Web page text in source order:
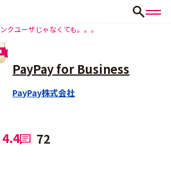
クユーザじゃなくても。。。
PayPay for Business
PayPay株式会社
4.4 72